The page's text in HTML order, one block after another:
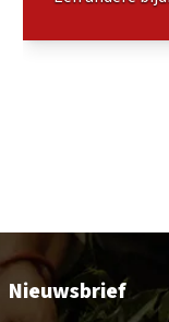
Nieuwsbrief